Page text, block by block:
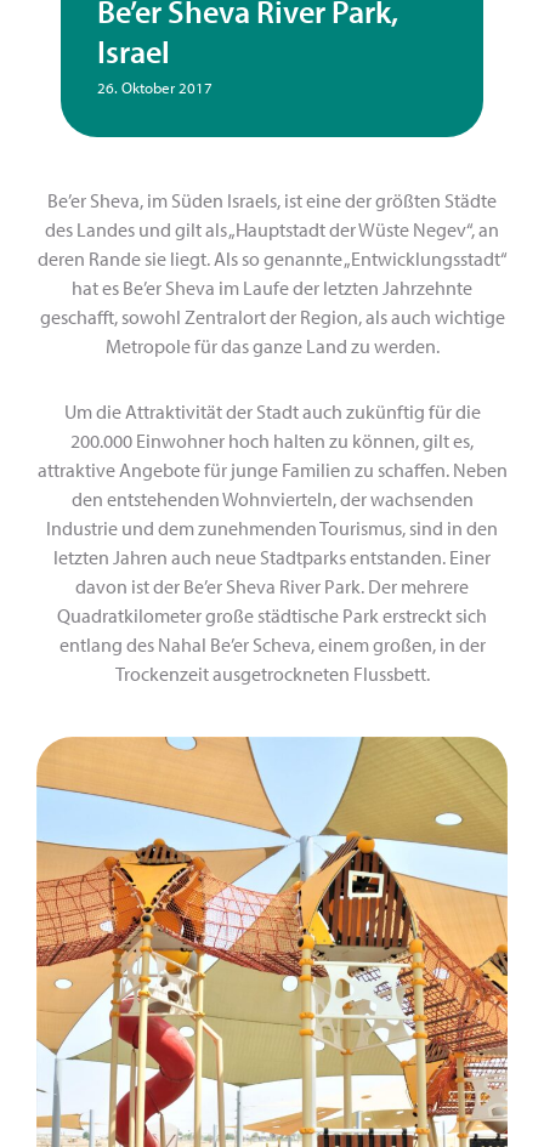
Be’er Sheva River Park,
Israel
26. Oktober 2017
Be’er Sheva, im Süden Israels, ist eine der größten Städte
des Landes und gilt als „Hauptstadt der Wüste Negev“, an
deren Rande sie liegt. Als so genannte „Entwicklungsstadt“
hat es Be’er Sheva im Laufe der letzten Jahrzehnte
geschafft, sowohl Zentralort der Region, als auch wichtige
Metropole für das ganze Land zu werden.
Um die Attraktivität der Stadt auch zukünftig für die
200.000 Einwohner hoch halten zu können, gilt es,
attraktive Angebote für junge Familien zu schaffen. Neben
den entstehenden Wohnvierteln, der wachsenden
Industrie und dem zunehmenden Tourismus, sind in den
letzten Jahren auch neue Stadtparks entstanden. Einer
davon ist der Be’er Sheva River Park. Der mehrere
Quadratkilometer große städtische Park erstreckt sich
entlang des Nahal Be’er Scheva, einem großen, in der
Trockenzeit ausgetrockneten Flussbett.